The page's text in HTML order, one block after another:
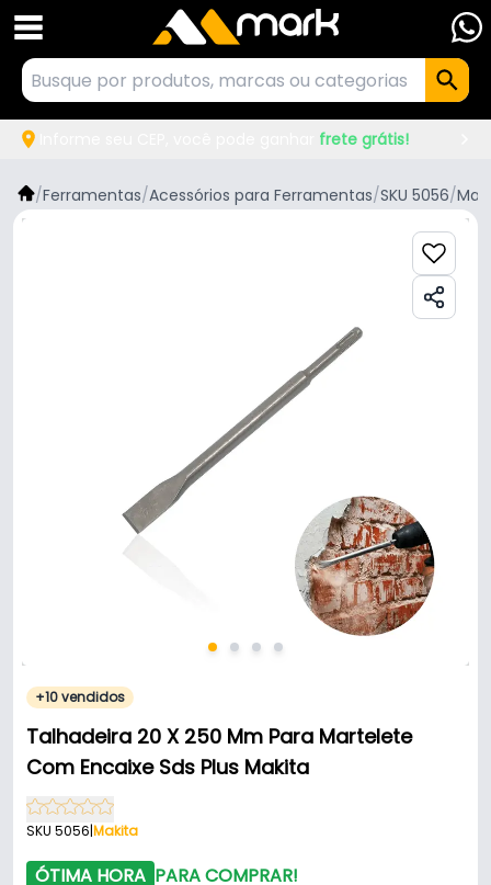
frete grátis!
/Ferramentas/Acessórios para Ferramentas/SKU 5056/
+10 vendidos
Talhadeira 20 X 250 Mm Para Martelete
Com Encaixe Sds Plus Makita
SKU 5056|Makita
ÓTIMA HORA PARA COMPRAR!